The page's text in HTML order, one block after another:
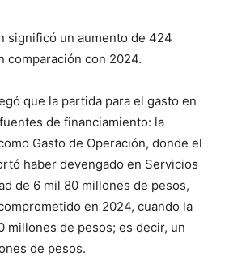
significó un aumento de 424
comparación con 2024.
que la partida para el gasto en
de financiamiento: la
Gasto de Operación, donde el
haber devengado en Servicios
de 6 mil 80 millones de pesos,
en 2024, cuando la
millones de pesos; es decir, un
de pesos.